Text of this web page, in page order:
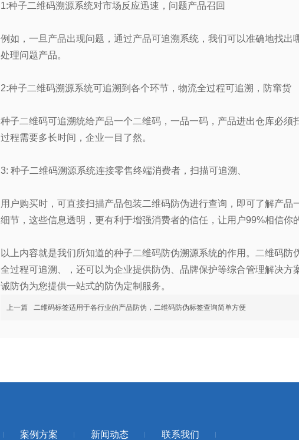
1:种子二维码溯源系统对市场反应迅速，问题产品召回
例如，一旦产品出现问题，通过产品可追溯系统，我们可以准确地找出
处理问题产品。
2:种子二维码溯源系统可追溯到各个环节，物流全过程可追溯，防窜货
种子二维码可追溯统给产品一个二维码，一品一码，产品进出仓库必
过程需要多长时间，企业一目了然。
3: 种子二维码溯源系统连接零售终端消费者，扫描可追溯、
用户购买时，可直接扫描产品包装二维码防伪进行查询，即可了解产
细节，这些信息透明，更有利于增强消费者的信任，让用户99%相信你
以上内容就是我们所知道的种子二维码防伪溯源系统的作用。二维码
全过程可追溯、，还可以为企业提供防伪、品牌保护等综合管理解决
诚防伪为您提供一站式的防伪定制服务。
上一篇 二维码标签适用于各行业的产品防伪，二维码防伪标签查询简单方便
案例方案 新闻动态 联系我们